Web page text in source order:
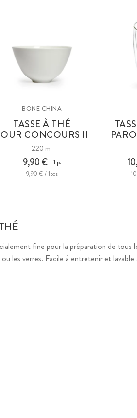
BONE CHINA
TASSE À THÉ
CONCOURS II
220 ml
9,90 €
1 p.
9,90 € / 1pcs
fine pour la préparation de tous
les verres. Facile à entretenir et lavable